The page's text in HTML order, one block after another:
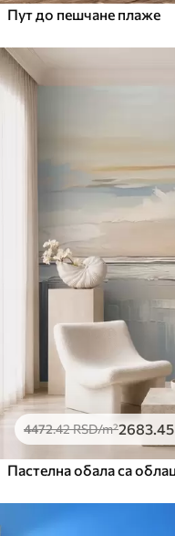
Пут до пешчане плаже
4472.42RSD/m²2683.45